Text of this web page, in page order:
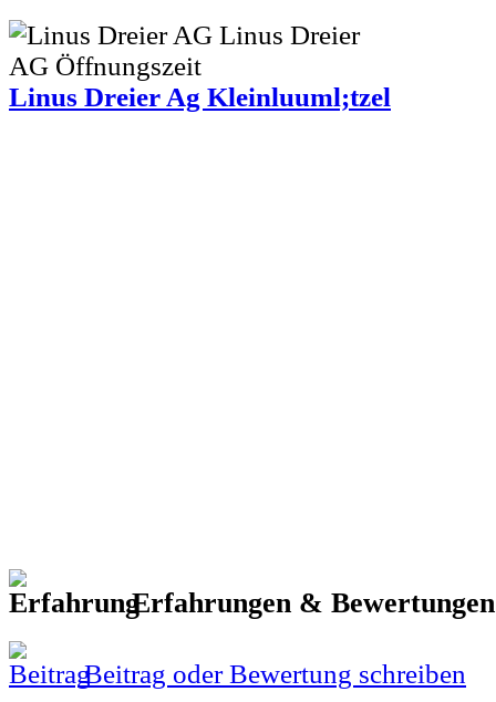
Linus Dreier Ag Kleinluuml;tzel
Erfahrungen &
Beitrag oder Bewertung schreiben